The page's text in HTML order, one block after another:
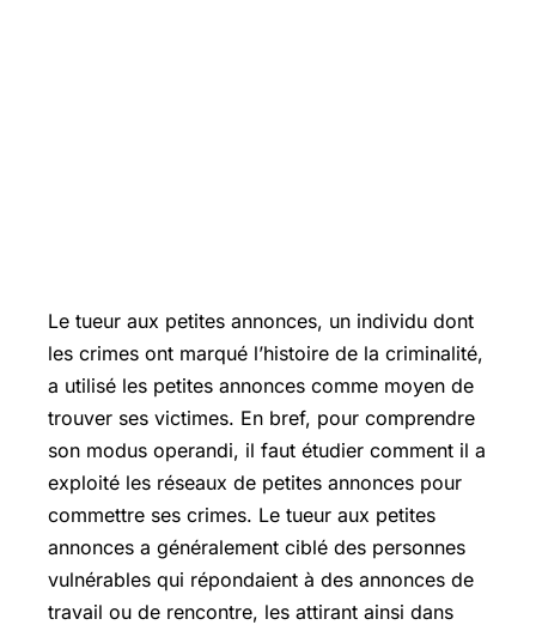
Le tueur aux petites annonces, un individu dont
les crimes ont marqué l’histoire de la criminalité,
a utilisé les petites annonces comme moyen de
trouver ses victimes. En bref, pour comprendre
son modus operandi, il faut étudier comment il a
exploité les réseaux de petites annonces pour
commettre ses crimes. Le tueur aux petites
annonces a généralement ciblé des personnes
vulnérables qui répondaient à des annonces de
travail ou de rencontre, les attirant ainsi dans